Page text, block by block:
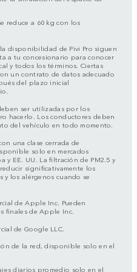
reduce a 60 kg con los
disponibilidad de Pivi Pro siguen
a tu concesionario para conocer
y todos los términos. Ciertas
un contrato de datos adecuado
del plazo inicial
ser utilizadas por los
hacerlo. Los conductores deben
del vehículo en todo momento.
una clase cerrada de
solo en mercados
y EE. UU. La filtración de PM2.5 y
significativamente los
los alérgenos cuando se
de Apple Inc. Pueden
finales de Apple Inc.
de Google LLC.
de la red, disponible solo en el
diarios promedio solo en el